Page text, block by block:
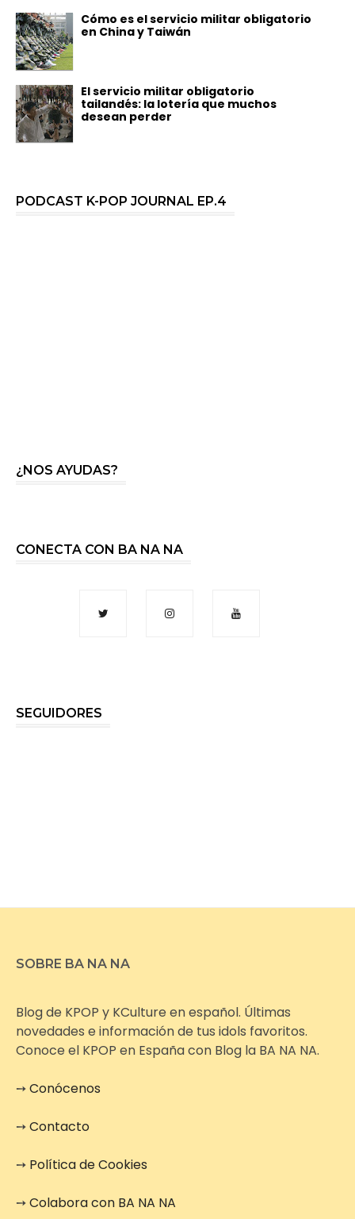
Cómo es el servicio militar obligatorio
en China y Taiwán
El servicio militar obligatorio
tailandés: la lotería que muchos
desean perder
PODCAST K-POP JOURNAL EP.4
¿NOS AYUDAS?
CONECTA CON BA NA NA
SEGUIDORES
SOBRE BA NA NA
Blog de KPOP y KCulture en español. Últimas
novedades e información de tus idols favoritos.
Conoce el KPOP en España con Blog la BA NA NA.
➙Conócenos
➙Contacto
➙ Política de Cookies
➙Colabora con BA NA NA